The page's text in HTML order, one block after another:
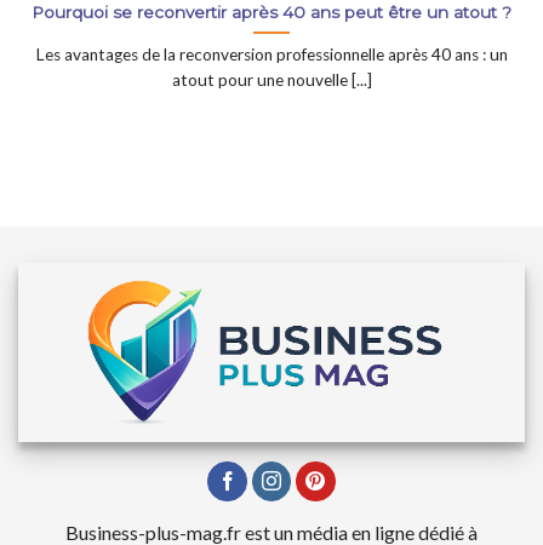
Pourquoi se reconvertir après 40 ans peut être un atout ?
Les avantages de la reconversion professionnelle après 40 ans : un
atout pour une nouvelle [...]
Business-plus-mag.fr est un média en ligne dédié à